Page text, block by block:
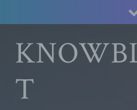
to
content
T